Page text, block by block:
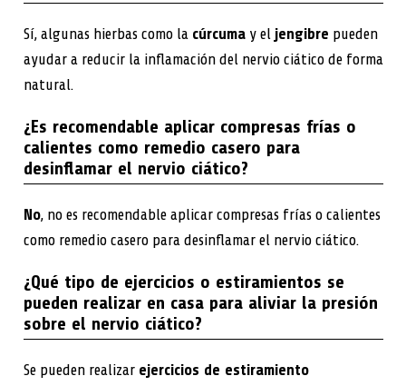
Sí, algunas hierbas como la cúrcumay el jengibre pueden
ayudar a reducir la inflamación del nervio ciático de forma
natural.
¿Es recomendable aplicar compresas frías o
calientes como remedio casero para
desinflamar el nervio ciático?
No, no es recomendable aplicar compresas frías o calientes
como remedio casero para desinflamar el nervio ciático.
¿Qué tipo de ejercicios o estiramientos se
pueden realizar en casa para aliviar la presión
sobre el nervio ciático?
Se pueden realizar ejercicios de estiramiento